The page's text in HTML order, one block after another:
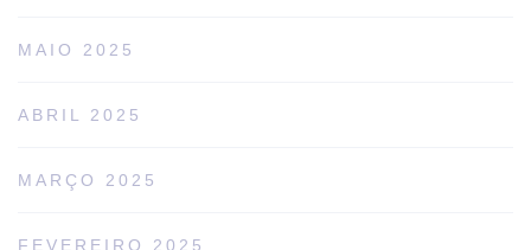
MAIO 2025
ABRIL 2025
MARÇO 2025
FEVEREIRO 2025